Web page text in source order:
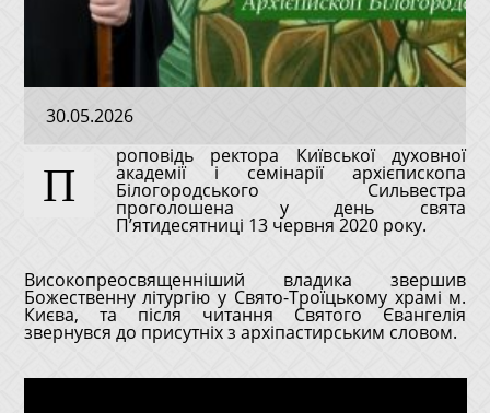
30.05.2026
П
роповідь ректора Київської духовної
академії і семінарії архієпископа Білогородського Сильвестра
проголошена у день свята
П’ятидесятниці 13 червня 2020 року.
Високопреосвященніший владика звершив
Божественну літургію у Свято-Троїцькому храмі м.
Києва, та після читання Святого Євангелія
звернувся до присутніх з архіпастирським словом.